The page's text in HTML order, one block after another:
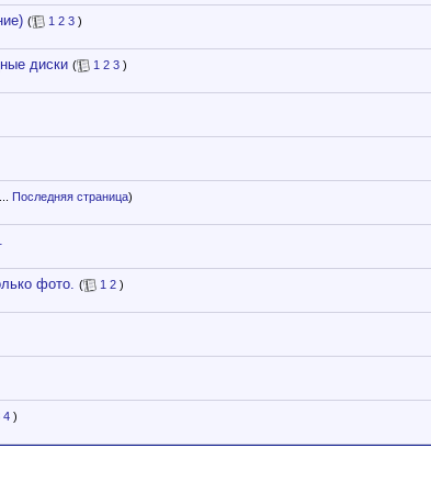
( 1 2 3 )
диски ( 1 2 3 )
Последняя страница)
фото. ( 1 2 )
4 )